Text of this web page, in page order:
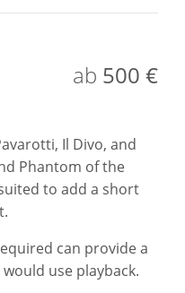
can provide a
use playback.
September 2025)